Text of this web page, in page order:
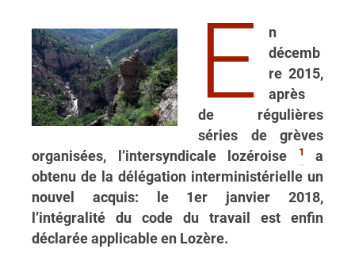
E
n
décemb
re 2015,
après
de régulières
séries de grèves
organisées, l’intersyndicale lozéroise
1
a
obtenu de la délégation interministérielle un
nouvel acquis: le 1er janvier 2018,
l’intégralité du code du travail est enfin
déclarée applicable en Lozère.